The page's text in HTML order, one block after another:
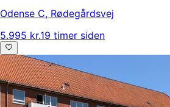
Odense C, Rødegårdsvej
5.995 kr.19 timer siden